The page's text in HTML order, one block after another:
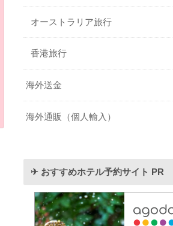
オーストラリア旅行
香港旅行
海外送金
海外通販（個人輸入）
✈︎ おすすめホテル予約サイト PR